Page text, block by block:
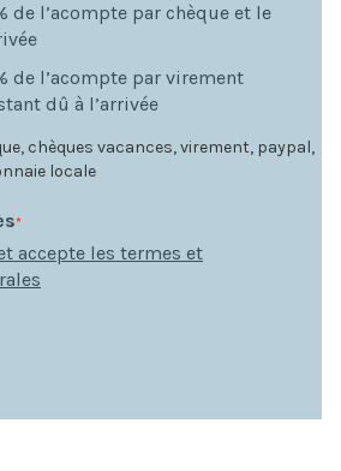
de l’acompte par chèque et le
de l’acompte par virement
dû à l’arrivée
chèques vacances, virement, paypal,
locale
*
accepte les termes et